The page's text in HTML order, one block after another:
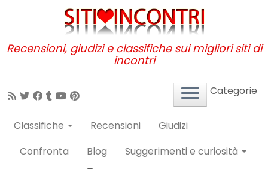
Recensioni, giudizi e classifiche sui migliori siti di
incontri
Categorie
Classifiche Recensioni
Giudizi
Confronta
Blog
Suggerimenti e curiosità